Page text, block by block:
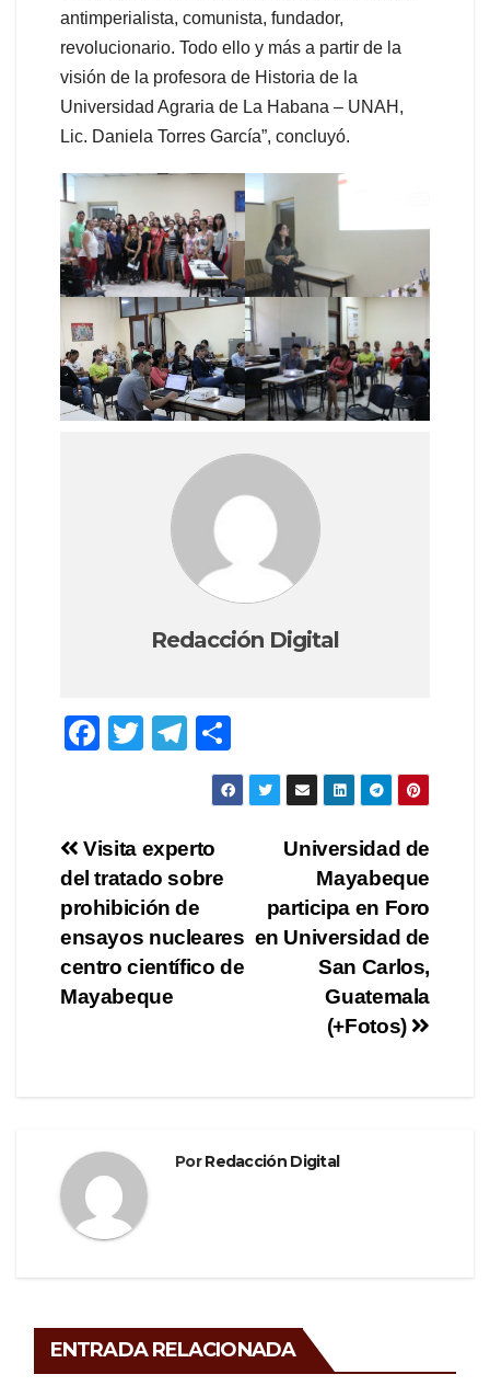
antimperialista, comunista, fundador,
revolucionario. Todo ello y más a partir de la
visión de la profesora de Historia de la
Universidad Agraria de La Habana – UNAH,
Lic. Daniela Torres García”, concluyó.
Redacción Digital
F
e
b
o
o
k
T
er
T
el
gr
a
m
o
m
Navegación
de
entradas
Universidad de
Mayabeque
participa en Foro
en Universidad de
San Carlos,
Guatemala
(+Fotos)
Visita experto
del tratado sobre
prohibición de
ensayos nucleares
centro científico de
Mayabeque
PorRedacción Digital
ENTRADA RELACIONADA